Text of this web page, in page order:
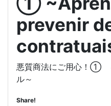
prevenir
悪質商法にご用心！①
ル～
Share!